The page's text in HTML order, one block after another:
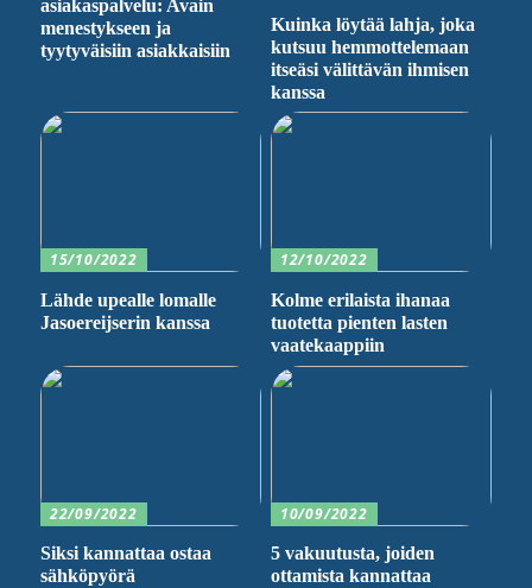
asiakaspalvelu: Avain
menestykseen ja
tyytyväisiin asiakkaisiin
Kuinka löytää lahja, joka
kutsuu hemmottelemaan
itseäsi välittävän ihmisen
kanssa
15/10/2022
Lähde upealle lomalle
Jasoereijserin kanssa
12/10/2022
Kolme erilaista ihanaa
tuotetta pienten lasten
vaatekaappiin
22/09/2022
Siksi kannattaa ostaa
sähköpyörä
10/09/2022
5 vakuutusta, joiden
ottamista kannattaa